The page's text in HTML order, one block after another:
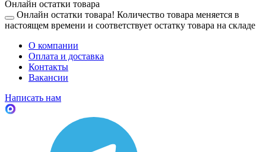
Онлайн остатки товара
Онлайн остатки товара! Количество товара меняется в
настоящем времени и соответствует остатку товара на складе
О компании
Оплата и доставка
Контакты
Вакансии
Написать нам